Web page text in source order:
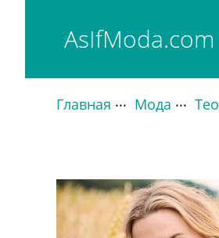
AsIfModa.com
Основные типажи
Гамин
Натурал
Романтик
Главная Мода